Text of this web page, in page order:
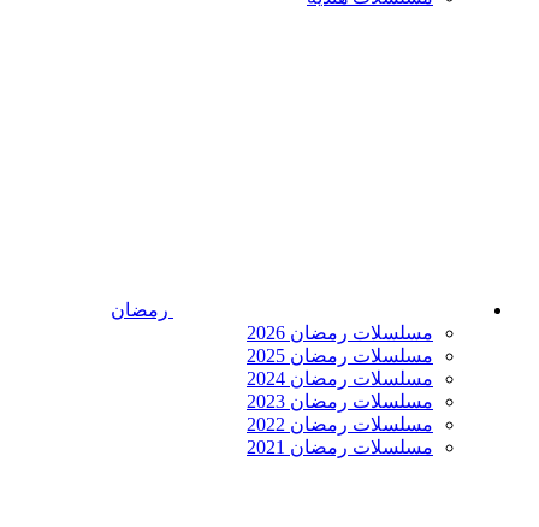
رمضان
مسلسلات رمضان 2026
مسلسلات رمضان 2025
مسلسلات رمضان 2024
مسلسلات رمضان 2023
مسلسلات رمضان 2022
مسلسلات رمضان 2021